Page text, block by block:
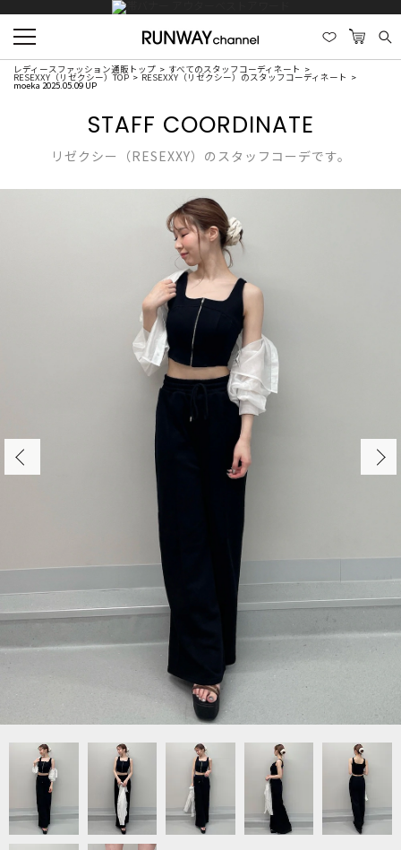
レディースファッション通販トップ すべてのスタッフコーディネート
RESEXXY（リゼクシー）TOP RESEXXY（リゼクシー）のスタッフコーディネート
moeka 2025.05.09 UP
STAFF COORDINATE
リゼクシー（RESEXXY）のスタッフコーデです。